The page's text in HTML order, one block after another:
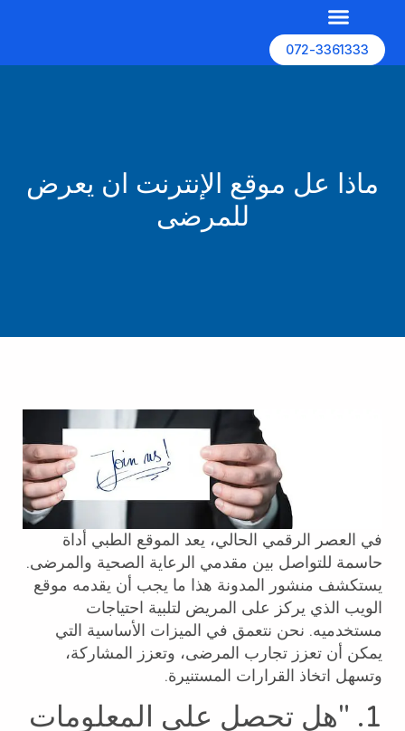
072-3361333
ماذا عل موقع الإنترنت ان يعرض
للمرضى
في العصر الرقمي الحالي، يعد الموقع الطبي أداة
حاسمة للتواصل بين مقدمي الرعاية الصحية والمرضى.
يستكشف منشور المدونة هذا ما يجب أن يقدمه موقع
الويب الذي يركز على المريض لتلبية احتياجات
مستخدميه. نحن نتعمق في الميزات الأساسية التي
يمكن أن تعزز تجارب المرضى، وتعزز المشاركة،
وتسهل اتخاذ القرارات المستنيرة.
1. "هل تحصل على المعلومات